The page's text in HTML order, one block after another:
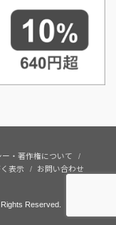
・著作権について
表示 お問い合わせ
Reserved.